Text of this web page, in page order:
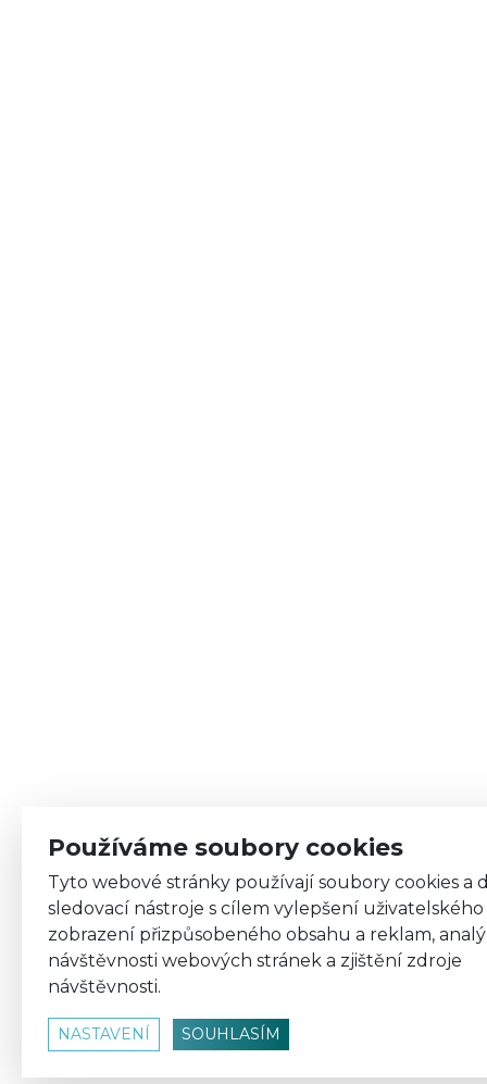
Používáme soubory cookies
Tyto webové stránky používají soubory cookies a
sledovací nástroje s cílem vylepšení
zobrazení přizpůsobeného obsahu a reklam,
návštěvnosti webových stránek a zjištění zdroje
návštěvnosti.
NASTAVENÍ SOUHLASÍM